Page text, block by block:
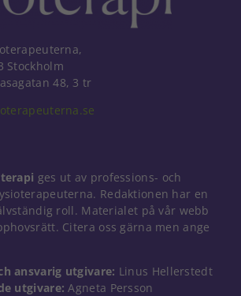
Stockholm
48, 3 tr
ges ut av professions- och
Redaktionen har en
roll. Materialet på vår webb
Citera oss gärna men ange
ansvarig utgivare: Linus Hellerstedt
utgivare: Agneta Persson